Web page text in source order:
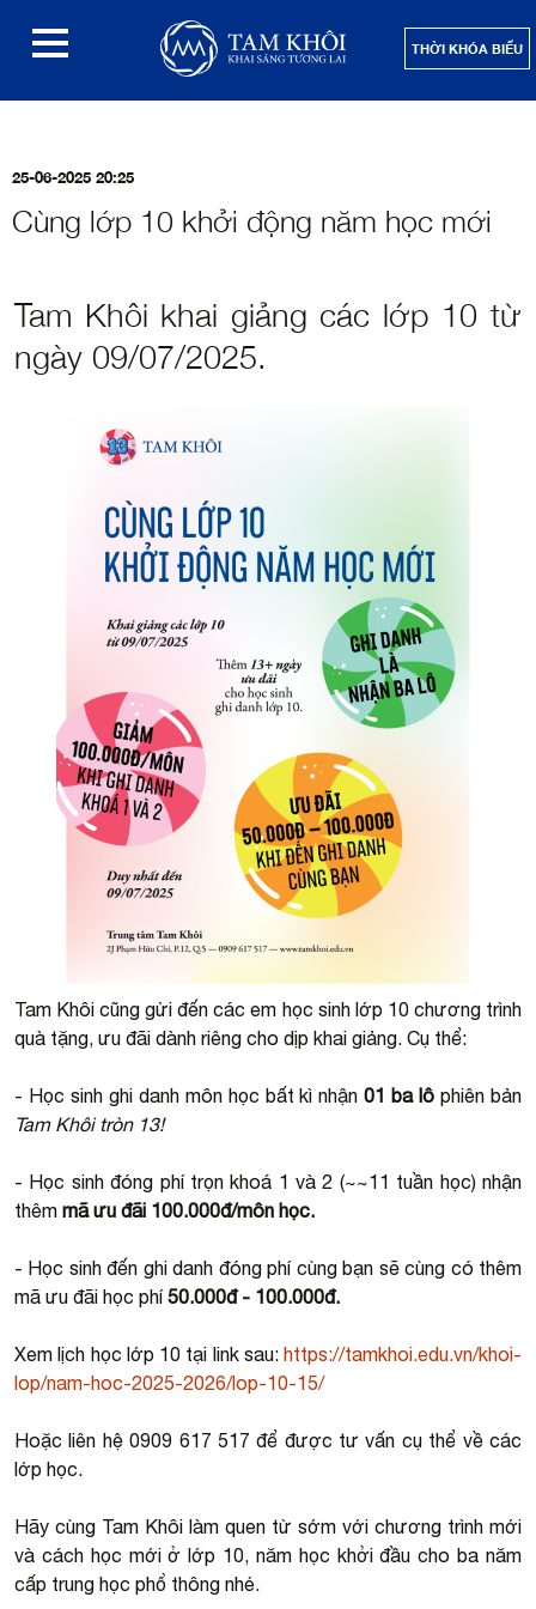
THỜI KHÓA BIỂU
25-06-2025 20:25
Cùng lớp 10 khởi động năm học mới
Tam Khôi khai giảng các lớp 10 từ
ngày 09/07/2025.
Tam Khôi cũng gửi đến các em học sinh lớp 10 chương trình
quà tặng, ưu đãi dành riêng cho dịp khai giảng. Cụ thể:
- Học sinh ghi danh môn học bất kì nhận01 ba lô phiên bản
Tam Khôi tròn 13!
- Học sinh đóng phí trọn khoá 1 và 2 (~~11 tuần học) nhận
thêm mã ưu đãi 100.000đ/môn học.
- Học sinh đến ghi danh đóng phí cùng bạn sẽ cùng có thêm
mã ưu đãi học phí50.000đ - 100.000đ.
Xem lịch học lớp 10 tại link sau: https://tamkhoi.edu.vn/khoi-
lop/nam-hoc-2025-2026/lop-10-15/
Hoặc liên hệ 0909 617 517 để được tư vấn cụ thể về các
lớp học.
Hãy cùng Tam Khôi làm quen từ sớm với chương trình mới
và cách học mới ở lớp 10, năm học khởi đầu cho ba năm
cấp trung học phổ thông nhé.